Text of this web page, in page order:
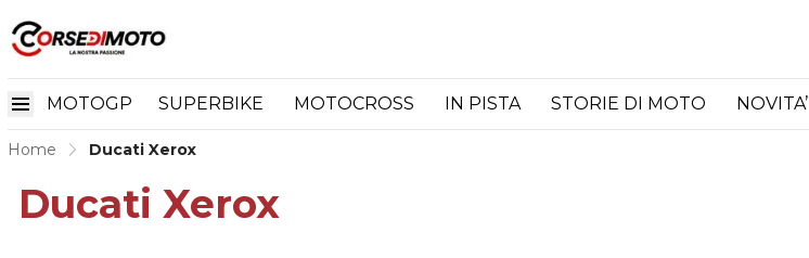
MOTOGP SUPERBIKE MOTOCROSS IN PISTA STORIE DI MOTO NOVITA’
Home Ducati Xerox
Ducati Xerox